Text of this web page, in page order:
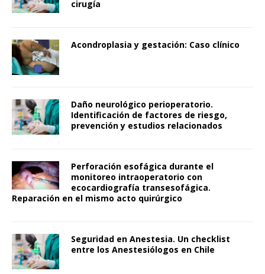
cirugía
Acondroplasia y gestación: Caso clínico
Daño neurológico perioperatorio.
Identificación de factores de riesgo,
prevención y estudios relacionados
Perforación esofágica durante el
monitoreo intraoperatorio con
ecocardiografía transesofágica.
Reparación en el mismo acto quirúrgico
Seguridad en Anestesia. Un checklist
entre los Anestesiólogos en Chile